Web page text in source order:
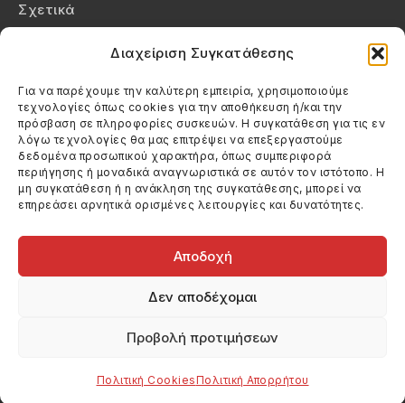
Διαχείριση Συγκατάθεσης
Για να παρέχουμε την καλύτερη εμπειρία, χρησιμοποιούμε
τεχνολογίες όπως cookies για την αποθήκευση ή/και την
πρόσβαση σε πληροφορίες συσκευών. Η συγκατάθεση για τις εν
λόγω τεχνολογίες θα μας επιτρέψει να επεξεργαστούμε
δεδομένα προσωπικού χαρακτήρα, όπως συμπεριφορά
περιήγησης ή μοναδικά αναγνωριστικά σε αυτόν τον ιστότοπο. Η
μη συγκατάθεση ή η ανάκληση της συγκατάθεσης, μπορεί να
επηρεάσει αρνητικά ορισμένες λειτουργίες και δυνατότητες.
Αποδοχή
Δεν αποδέχομαι
Προβολή προτιμήσεων
Πολιτική CookiesΠολιτική Απορρήτου
Σχετικά
Πολιτική Cookies (ΕΕ)
Στοιχεία Επικοινωνίας
Καλεσέ μας
(+30) 6974123481
Στείλε μας email
info@filmandtheater.gr
Copyright 2026 Filmandtheater / All rights reserved